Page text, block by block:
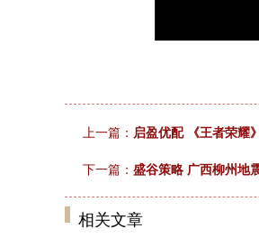
上一篇： 启盈优配 《王者荣耀
下一篇： 盛谷策略 广西柳州地
相关文章